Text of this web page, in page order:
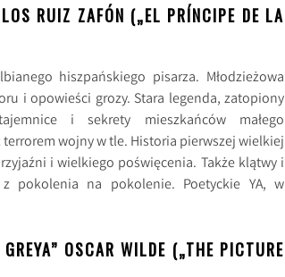
RUIZ ZAFÓN („EL PRÍNCIPE DE LA
hiszpańskiego pisarza. Młodzieżowa
i opowieści grozy. Stara legenda, zatopiony
i sekrety mieszkańców małego
wojny w tle. Historia pierwszej wielkiej
i wielkiego poświęcenia. Także klątwy i
pokolenia na pokolenie. Poetyckie YA, w
OSCAR WILDE („THE PICTURE